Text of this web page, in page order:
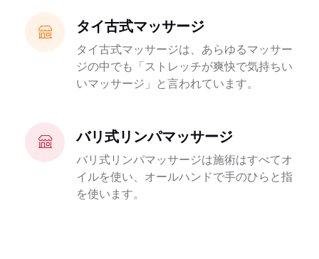
タイ古式マッサージ
タイ古式マッサージは、あらゆるマッサー
ジの中でも「ストレッチが爽快で気持ちい
いマッサージ」と言われています。
バリ式リンパマッサージ
バリ式リンパマッサージは施術はすべてオ
イルを使い、オールハンドで手のひらと指
を使います。